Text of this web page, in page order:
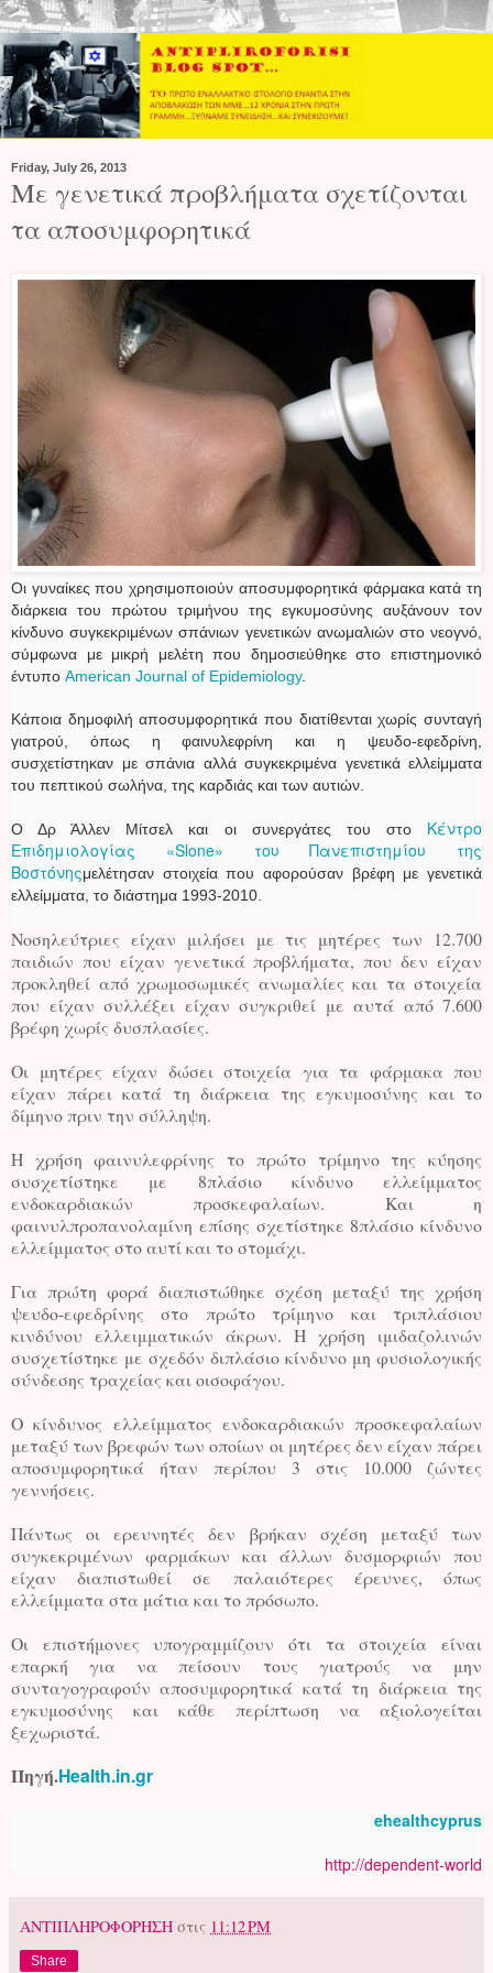
Friday, July 26, 2013
Με γενετικά προβλήματα σχετίζονται
τα αποσυμφορητικά
Οι γυναίκες που χρησιμοποιούν αποσυμφορητικά φάρμακα κατά τη
διάρκεια του πρώτου τριμήνου της εγκυμοσύνης αυξάνουν τον
κίνδυνο συγκεκριμένων σπάνιων γενετικών ανωμαλιών στο νεογνό,
σύμφωνα με μικρή μελέτη που δημοσιεύθηκε στο επιστημονικό
έντυπο American Journal of Epidemiology.
Κάποια δημοφιλή αποσυμφορητικά που διατίθενται χωρίς συνταγή
γιατρού, όπως η φαινυλεφρίνη και η ψευδο-εφεδρίνη,
συσχετίστηκαν με σπάνια αλλά συγκεκριμένα γενετικά ελλείμματα
του πεπτικού σωλήνα, της καρδιάς και των αυτιών.
Ο Δρ Άλλεν Μίτσελ και οι συνεργάτες του στο Κέντρο
Επιδημιολογίας «Slone» του Πανεπιστημίου της
Βοστόνηςμελέτησαν στοιχεία που αφορούσαν βρέφη με γενετικά
ελλείμματα, το διάστημα 1993-2010.
Νοσηλεύτριες είχαν μιλήσει με τις μητέρες των 12.700
παιδιών που είχαν γενετικά προβλήματα, που δεν είχαν
προκληθεί από χρωμοσωμικές ανωμαλίες και τα στοιχεία
που είχαν συλλέξει είχαν συγκριθεί με αυτά από 7.600
βρέφη χωρίς δυσπλασίες.
Οι μητέρες είχαν δώσει στοιχεία για τα φάρμακα που
είχαν πάρει κατά τη διάρκεια της εγκυμοσύνης και το
δίμηνο πριν την σύλληψη.
Η χρήση φαινυλεφρίνης το πρώτο τρίμηνο της κύησης
συσχετίστηκε με 8πλάσιο κίνδυνο ελλείμματος
ενδοκαρδιακών προσκεφαλαίων. Και η
φαινυλπροπανολαμίνη επίσης σχετίστηκε 8πλάσιο κίνδυνο
ελλείμματος στο αυτί και το στομάχι.
Για πρώτη φορά διαπιστώθηκε σχέση μεταξύ της χρήση
ψευδο-εφεδρίνης στο πρώτο τρίμηνο και τριπλάσιου
κινδύνου ελλειμματικών άκρων. Η χρήση ιμιδαζολινών
συσχετίστηκε με σχεδόν διπλάσιο κίνδυνο μη φυσιολογικής
σύνδεσης τραχείας και οισοφάγου.
Ο κίνδυνος ελλείμματος ενδοκαρδιακών προσκεφαλαίων
μεταξύ των βρεφών των οποίων οι μητέρες δεν είχαν πάρει
αποσυμφορητικά ήταν περίπου 3 στις 10.000 ζώντες
γεννήσεις.
Πάντως οι ερευνητές δεν βρήκαν σχέση μεταξύ των
συγκεκριμένων φαρμάκων και άλλων δυσμορφιών που
είχαν διαπιστωθεί σε παλαιότερες έρευνες, όπως
ελλείμματα στα μάτια και το πρόσωπο.
Οι επιστήμονες υπογραμμίζουν ότι τα στοιχεία είναι
επαρκή για να πείσουν τους γιατρούς να μην
συνταγογραφούν αποσυμφορητικά κατά τη διάρκεια της
εγκυμοσύνης και κάθε περίπτωση να αξιολογείται
ξεχωριστά.
Πηγή.Health.in.gr
ehealthcyprus
http://dependent-world
ΑΝΤΙΠΛΗΡΟΦΟΡΗΣΗ στις 11:12 PM
Share